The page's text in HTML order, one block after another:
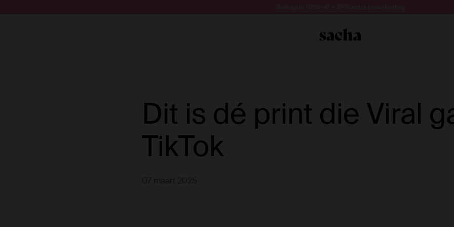
Dit is dé print die Viral
TikTok